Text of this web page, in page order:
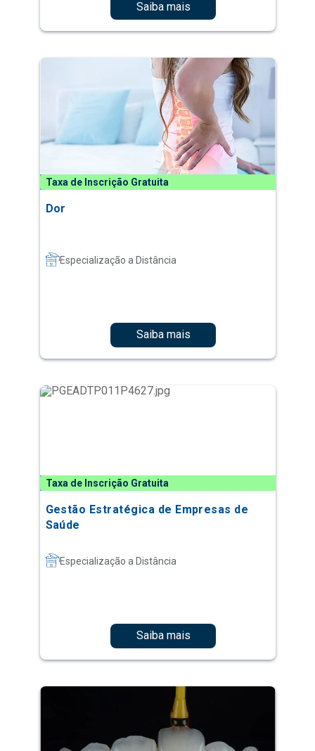
Saiba mais
Taxa de Inscrição Gratuita
Dor
Especialização a Distância
Saiba mais
Taxa de Inscrição Gratuita
Gestão Estratégica de Empresas de
Saúde
Especialização a Distância
Saiba mais